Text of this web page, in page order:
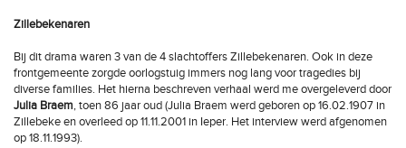
Zillebekenaren
Bij dit drama waren 3 van de 4 slachtoffers Zillebekenaren. Ook in deze
frontgemeente zorgde oorlogstuig immers nog lang voor tragedies bij
diverse families. Het hierna beschreven verhaal werd me overgeleverd door
Julia Braem, toen 86 jaar oud (Julia Braem werd geboren op 16.02.1907 in
Zillebeke en overleed op 11.11.2001 in Ieper. Het interview werd afgenomen
op 18.11.1993).